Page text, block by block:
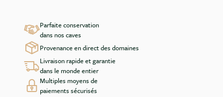
Parfaite conservation
dans nos caves
Provenance en direct des domaines
Livraison rapide et garantie
dans le monde entier
Multiples moyens de
paiements sécurisés